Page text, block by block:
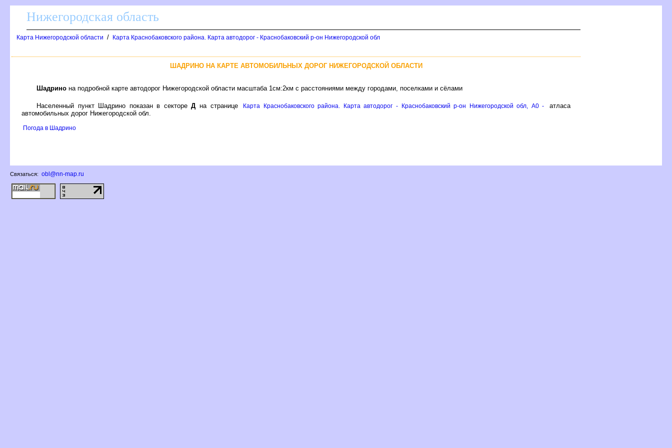
Нижегородская область
Карта Нижегородской области / Карта Краснобаковского района. Карта автодорог - Краснобаковский р-он Нижегородской обл
ШАДРИНО НА КАРТЕ АВТОМОБИЛЬНЫХ ДОРОГ НИЖЕГОРОДСКОЙ ОБЛАСТИ
Шадрино на подробной карте автодорог Нижегородской области масштаба 1см:2км с расстояниями между городами, поселками и сёлами
Населенный пункт Шадрино показан в сектореД на странице Карта Краснобаковского района. Карта автодорог - Краснобаковский р-он Нижегородской обл, A0 -
атласа
автомобильных дорог Нижегородской обл.
Погода в Шадрино
Связаться: obl@nn-map.ru